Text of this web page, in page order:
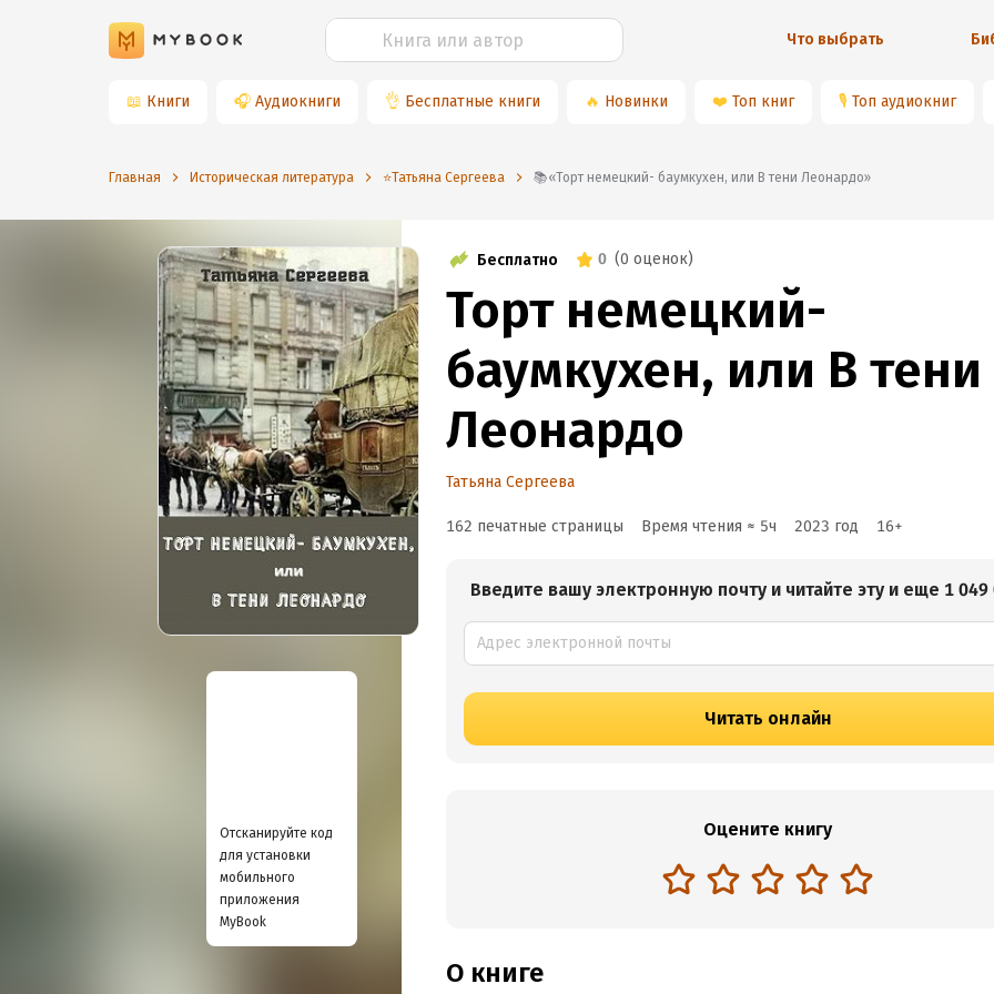
Что выбрать
📖 Книги 🎧 Аудиокниги 👌 Бесплатные книги 🔥 Новинки ❤️ Топ книг 🎙 Топ аудиокниг
Главная Историческая литература ⭐️Татьяна Сергеева 📚«Торт немецкий- баумкухен, или В тени Леонардо»
Отсканируйте код
для установки
мобильного
приложения
MyBook
Бесплатно 0 (0 оценок)
Торт немецкий-
баумкухен, или В тени
Леонардо
Татьяна Сергеева
162 печатные страницы Время чтения ≈ 5ч 2023 год 16+
Введите вашу электронную почту и читайте эту и еще 1 049
Читать онлайн
Оцените книгу
О книге